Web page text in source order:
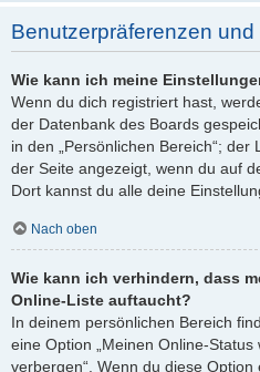
Benutzerpräferenzen
Wie kann ich meine
Wenn du dich registriert hast,
der Datenbank des Boards
in den „Persönlichen Bereich“;
der Seite angezeigt, wenn du auf
Dort kannst du alle deine
Nach oben
Wie kann ich verhindern, dass
Online-Liste auftaucht?
In deinem persönlichen Bereich
eine Option „Meinen Online-
verbergen“. Wenn du diese